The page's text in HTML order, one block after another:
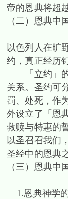
帝的恩典将超
（二）恩典中
以色列人在旷
约，真正经历
「立约」的
关系。圣约可
罚、处死，作
外设立了「恩
救赎与特惠的
以圣召召我们
圣经中的恩典
（三）恩典中
1.恩典神学